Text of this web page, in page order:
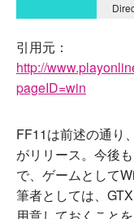
引用元：
http://
pageID=win
FF11は前述の通り
がリリース。今後
で、ゲームとして
筆者としては、